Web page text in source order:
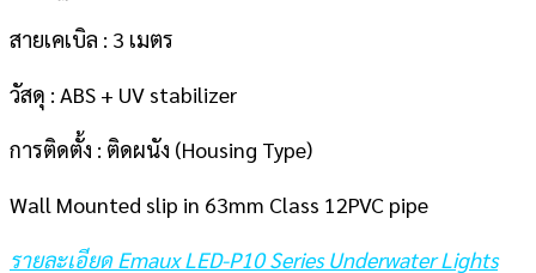
สายเคเบิล : 3 เมตร
วัสดุ : ABS + UV stabilizer
การติดตั้ง : ติดผนัง (Housing Type)
Wall Mounted slip in 63mm Class 12PVC pipe
รายละเอียด Emaux LED-P10 Series Underwater Lights